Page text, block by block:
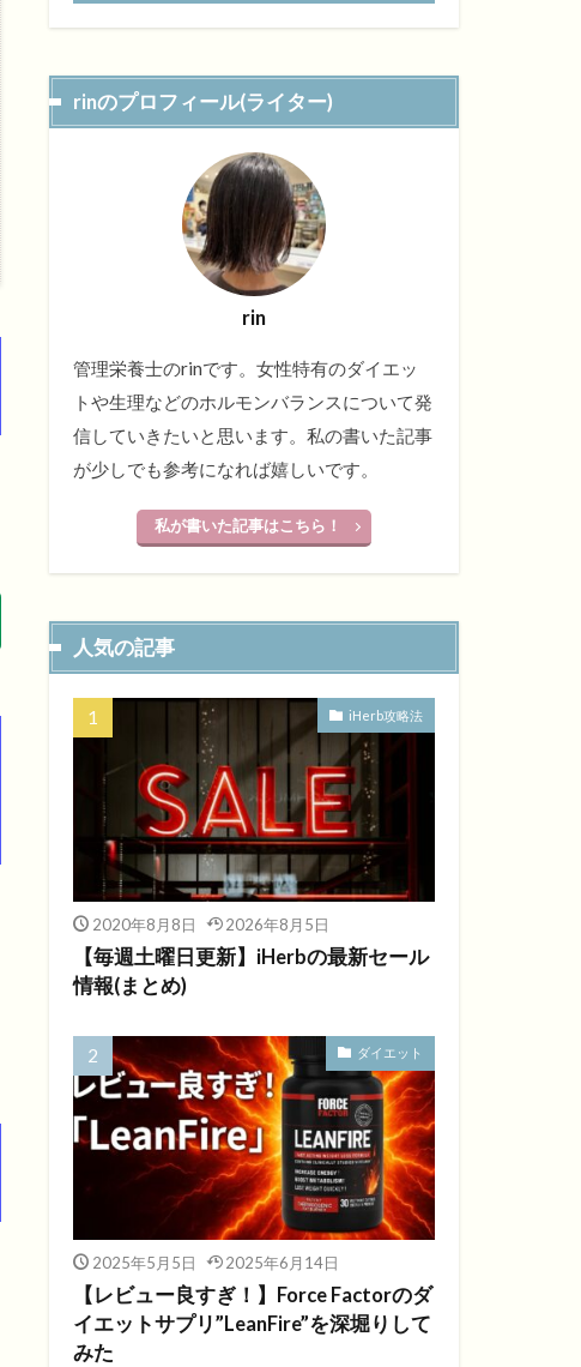
rinのプロフィール(ライター)
rin
管理栄養士のrinです。女性特有のダイエッ
トや生理などのホルモンバランスについて発
信していきたいと思います。私の書いた記事
が少しでも参考になれば嬉しいです。
私が書いた記事はこちら！
人気の記事
iHerb攻略法
2020年8月8日 2026年8月5日
【毎週土曜日更新】iHerbの最新セール
情報(まとめ)
ダイエット
2025年5月5日 2025年6月14日
【レビュー良すぎ！】Force Factorのダ
イエットサプリ”LeanFire”を深堀りして
みた